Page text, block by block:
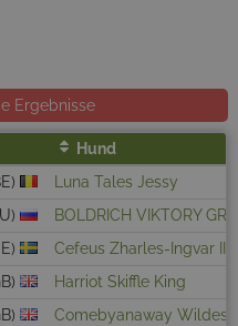
Ergebnisse
Hund
Luna Tales Jessy
BOLDRICH VIKTORY
Cefeus Zharles-Ingvar II
Harriot Skiffle King
Comebyanaway Wildest